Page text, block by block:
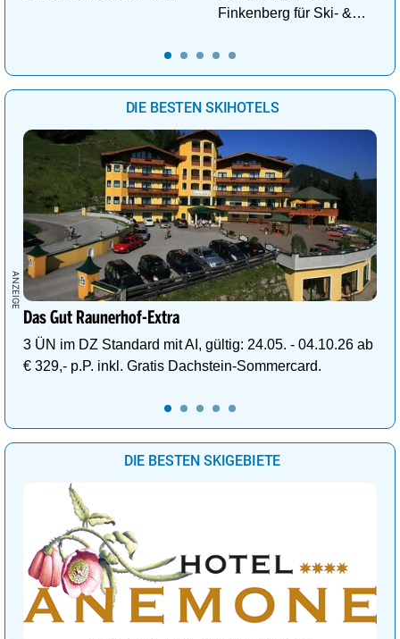
Finkenberg für Ski- &
bis zu 3250m.
DIE BESTEN SKIHOTELS
Das Gut Raunerhof-Extra
3 ÜN im DZ Standard mit AI, gültig: 24.05. - 04.10.26 ab
€ 329,- p.P. inkl. Gratis Dachstein-Sommercard.
DIE BESTEN SKIGEBIETE